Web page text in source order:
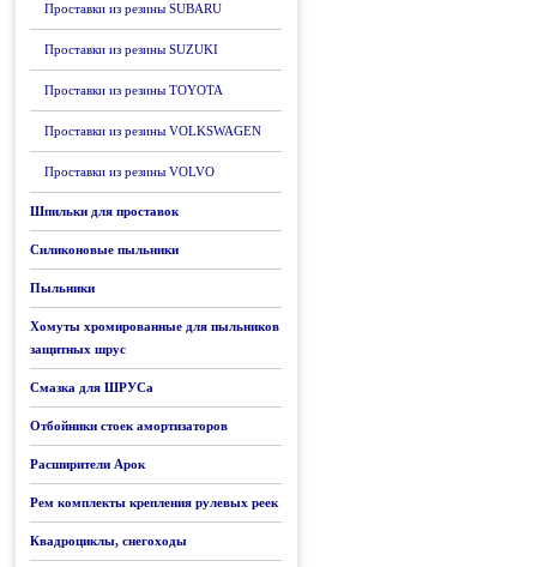
Проставки из резины SUBARU
Проставки из резины SUZUKI
Проставки из резины TOYOTA
Проставки из резины VOLKSWAGEN
Проставки из резины VOLVO
Шпильки для проставок
Силиконовые пыльники
Пыльники
Хомуты хромированные для пыльников
защитных шрус
Смазка для ШРУСа
Отбойники стоек амортизаторов
Расширители Арок
Рем комплекты крепления рулевых реек
Квадроциклы, снегоходы